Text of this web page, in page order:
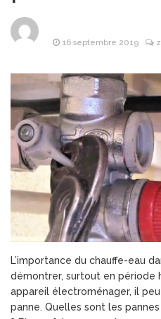
stratégique
25 mars 2026
bague de
t-elle à
25 mars 2026
Lafarge :
puissance
l’investissement
24 mars 2026
Pratiques pour
Informé Sans Se
dans les
16 septembre 2019
L’importance du chauffe-eau
démontrer, surtout en période
appareil électroménager, il
panne. Quelles sont les